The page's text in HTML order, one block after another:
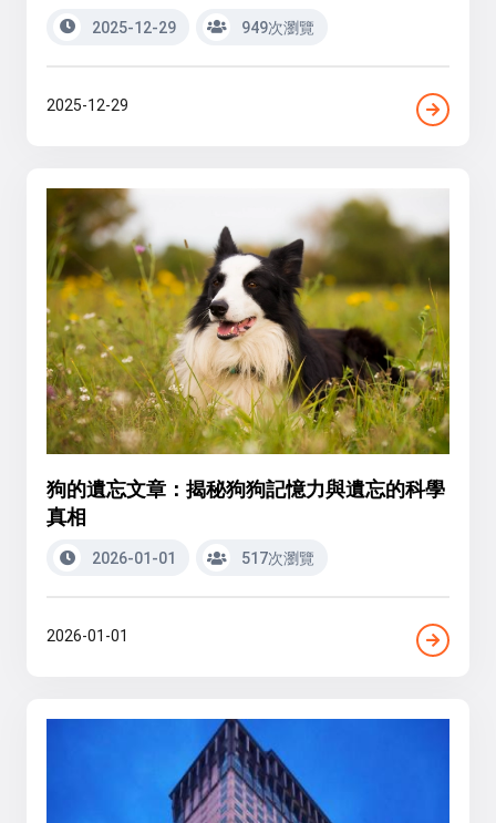
2025-12-29 949次瀏覽
2025-12-29
狗的遺忘文章：揭秘狗狗記憶力與遺忘的科學
真相
2026-01-01 517次瀏覽
2026-01-01